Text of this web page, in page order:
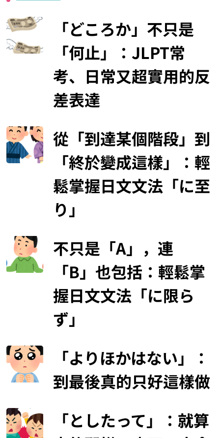
「どころか」不只是
「何止」：JLPT常
考、日常又超實用的反
差表達
從「到達某個階段」到
「終於變成這樣」：輕
鬆掌握日文文法「に至
り」
不只是「A」，連
「B」也包括：輕鬆掌
握日文文法「に限ら
ず」
「よりほかはない」：
到最後真的只好這樣做
「としたって」：就算